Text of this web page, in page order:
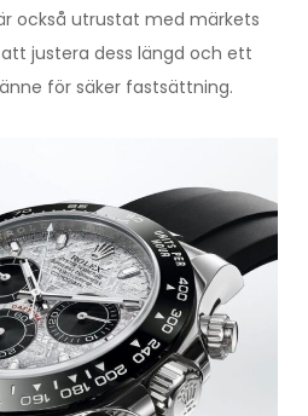
också utrustat med märkets
justera dess längd och ett
för säker fastsättning.